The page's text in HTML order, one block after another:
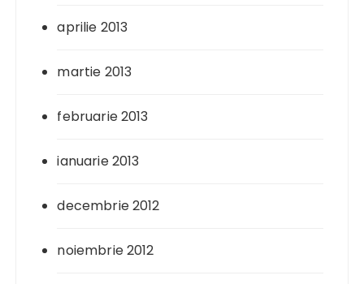
aprilie 2013
martie 2013
februarie 2013
ianuarie 2013
decembrie 2012
noiembrie 2012